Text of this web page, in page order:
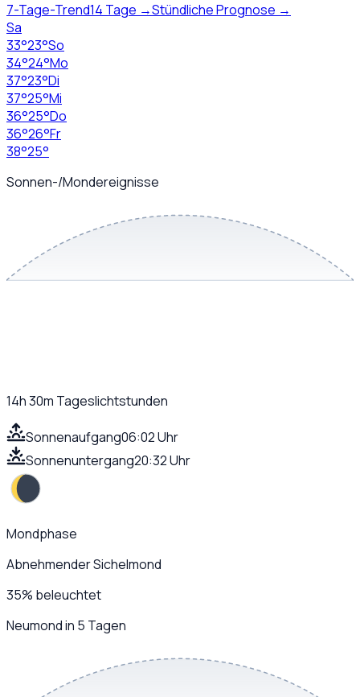
7-Tage-Trend14 Tage →Stündliche Prognose →
Sa
33°23°So
34°24°Mo
37°23°Di
37°25°Mi
36°25°Do
36°26°Fr
38°25°
Sonnen-/Mondereignisse
14h 30m Tageslichtstunden
Sonnenaufgang06:02 Uhr
Sonnenuntergang20:32 Uhr
Mondphase
Abnehmender Sichelmond
35% beleuchtet
Neumond in 5 Tagen